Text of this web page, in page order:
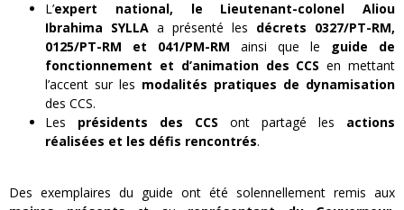
L’expert national, le Lieutenant-colonel Aliou
Ibrahima SYLLA a présenté les décrets 0327/PT-RM,
0125/PT-RM et 041/PM-RM ainsi que le guide de
fonctionnement et d’animation des CCS en mettant
l’accent sur les modalités pratiques de dynamisation
des CCS.
Les présidents des CCS ont partagé les actions
réalisées et les défis rencontrés.
Des exemplaires du guide ont été solennellement remis aux